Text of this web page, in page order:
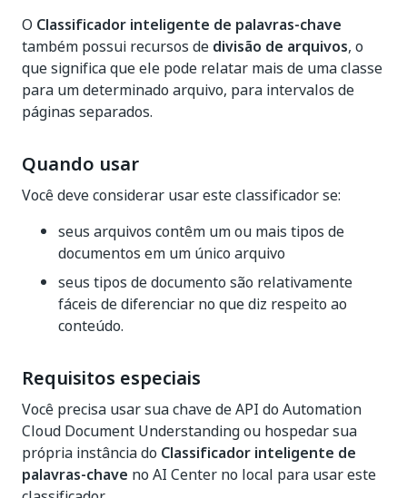
O Classificador inteligente de palavras-chave
também possui recursos de divisão de arquivos, o
que significa que ele pode relatar mais de uma classe
para um determinado arquivo, para intervalos de
páginas separados.
Quando usar
Você deve considerar usar este classificador se:
seus arquivos contêm um ou mais tipos de
documentos em um único arquivo
seus tipos de documento são relativamente
fáceis de diferenciar no que diz respeito ao
conteúdo.
Requisitos especiais
Você precisa usar sua chave de API do Automation
Cloud Document Understanding ou hospedar sua
própria instância do Classificador inteligente de
palavras-chave no AI Center no local para usar este